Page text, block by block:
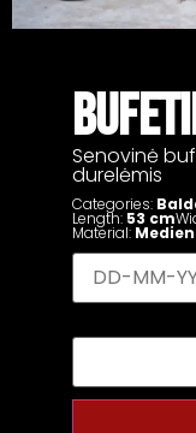
Senovinė
durelėmis
Categories:
Length: 53 cm
Material: